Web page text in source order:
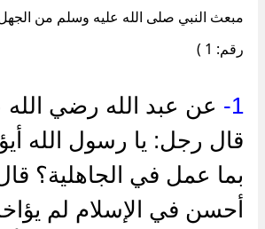
مبعث النبي صلى الله عليه وسلم من
رقم: 1 )
1-
عن عبد الله رضي الله
قال رجل: يا رسول الله
بما عمل في الجاهلية؟
أحسن في الإسلام لم